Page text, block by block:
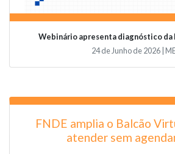
Webinário apresenta diagnóstico da
24 de Junho de 2026 |
FNDE amplia o Balcão
atender sem